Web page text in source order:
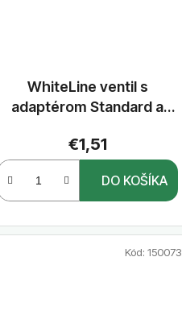
WhiteLine ventil s
adaptérom Standard a
€1,51
DO KOŠÍKA
Kód: 150073